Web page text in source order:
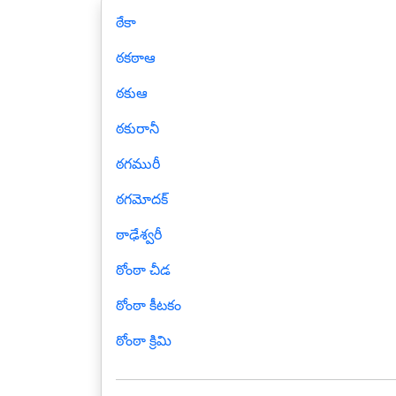
ఠేకా
ఠకఠాఆ
ఠకుఆ
ఠకురానీ
ఠగమురీ
ఠగమోదక్
ఠాఢేశ్వరీ
ఠోంఠా చీడ
ఠోంఠా కీటకం
ఠోంఠా క్రిమి